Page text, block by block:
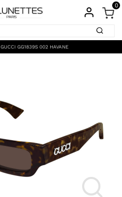
0
GUCCI GG1839S 002 HAVANE